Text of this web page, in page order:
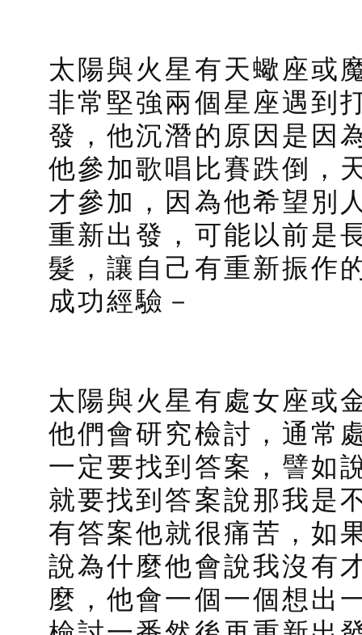
太陽與火星有天蠍座或
非常堅強兩個星座遇到
發，他沉潛的原因是因
他參加歌唱比賽跌倒，
才參加，因為他希望別
重新出發，可能以前是
髮，讓自己有重新振作
成功經驗－
太陽與火星有處女座或
他們會研究檢討，通常
一定要找到答案，譬如
就要找到答案說那我是
有答案他就很痛苦，如
說為什麼他會說我沒有
麼，他會一個一個想出